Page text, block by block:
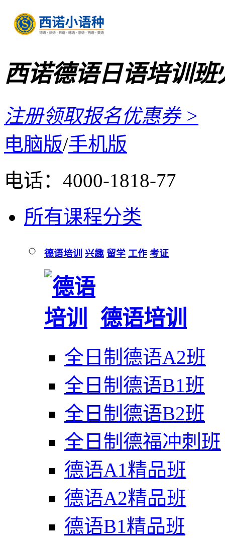
西诺德语日语培训班
注册领取报名优惠券 >
电脑版/手机版
电话： 4000-1818-77
所有课程分类
德语培训 兴趣 留学 工作 考证
德语培训
全日制德语A2班
全日制德语B1班
全日制德语B2班
全日制德福冲刺班
德语A1精品班
德语A2精品班
德语B1精品班